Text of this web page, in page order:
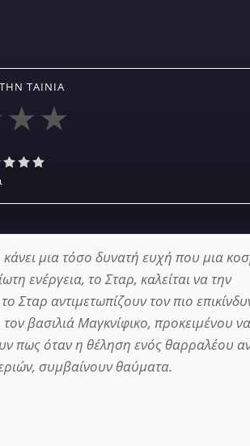
ΤΑΙΝΊΑ
μια τόσο δυνατή ευχή που μια
ενέργεια, το Σταρ, καλείται να την
Σταρ αντιμετωπίζουν τον πιο
βασιλιά Μαγκνίφικο, προκειμένου
πως όταν η θέληση ενός θαρραλέου
συμβαίνουν θαύματα.